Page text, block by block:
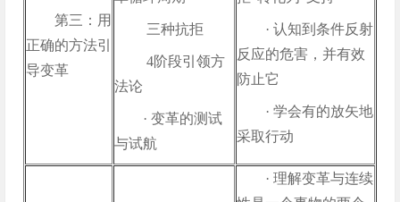
第三：用
正确的方法引
导变革
 三种抗拒
 4阶段引领方
法论
· 变革的测试
与试航
· 认知到条件反射
反应的危害，并有效
防止它
· 学会有的放矢地
采取行动
· 理解变革与连续